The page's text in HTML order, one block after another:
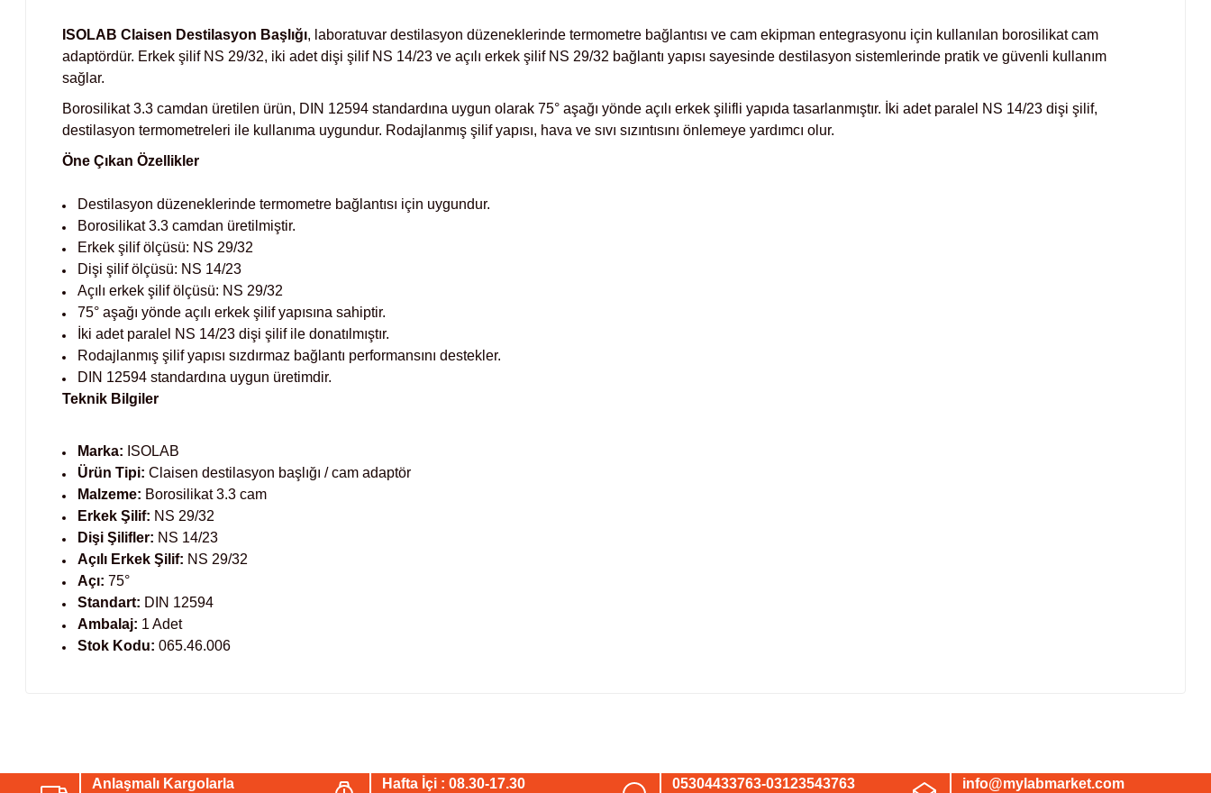
ISOLAB Claisen Destilasyon Başlığı, laboratuvar destilasyon düzeneklerinde termometre bağlantısı ve cam ekipman entegrasyonu için kullanılan borosilikat cam
adaptördür. Erkek şilif NS 29/32, iki adet dişi şilif NS 14/23 ve açılı erkek şilif NS 29/32 bağlantı yapısı sayesinde destilasyon sistemlerinde pratik ve güvenli kullanım
sağlar.
Borosilikat 3.3 camdan üretilen ürün, DIN 12594 standardına uygun olarak 75° aşağı yönde açılı erkek şilifli yapıda tasarlanmıştır. İki adet paralel NS 14/23 dişi şilif,
destilasyon termometreleri ile kullanıma uygundur. Rodajlanmış şilif yapısı, hava ve sıvı sızıntısını önlemeye yardımcı olur.
Öne Çıkan Özellikler
Destilasyon düzeneklerinde termometre bağlantısı için uygundur.
Borosilikat 3.3 camdan üretilmiştir.
Erkek şilif ölçüsü: NS 29/32
Dişi şilif ölçüsü: NS 14/23
Açılı erkek şilif ölçüsü: NS 29/32
75° aşağı yönde açılı erkek şilif yapısına sahiptir.
İki adet paralel NS 14/23 dişi şilif ile donatılmıştır.
Rodajlanmış şilif yapısı sızdırmaz bağlantı performansını destekler.
DIN 12594 standardına uygun üretimdir.
Teknik Bilgiler
Marka: ISOLAB
Ürün Tipi: Claisen destilasyon başlığı / cam adaptör
Malzeme: Borosilikat 3.3 cam
Erkek Şilif: NS 29/32
Dişi Şilifler: NS 14/23
Açılı Erkek Şilif: NS 29/32
Açı: 75°
Standart: DIN 12594
Ambalaj: 1 Adet
Stok Kodu: 065.46.006
Anlaşmalı Kargolarla Hafta İçi : 08.30-17.30 05304433763-03123543763 info@mylabmarket.com